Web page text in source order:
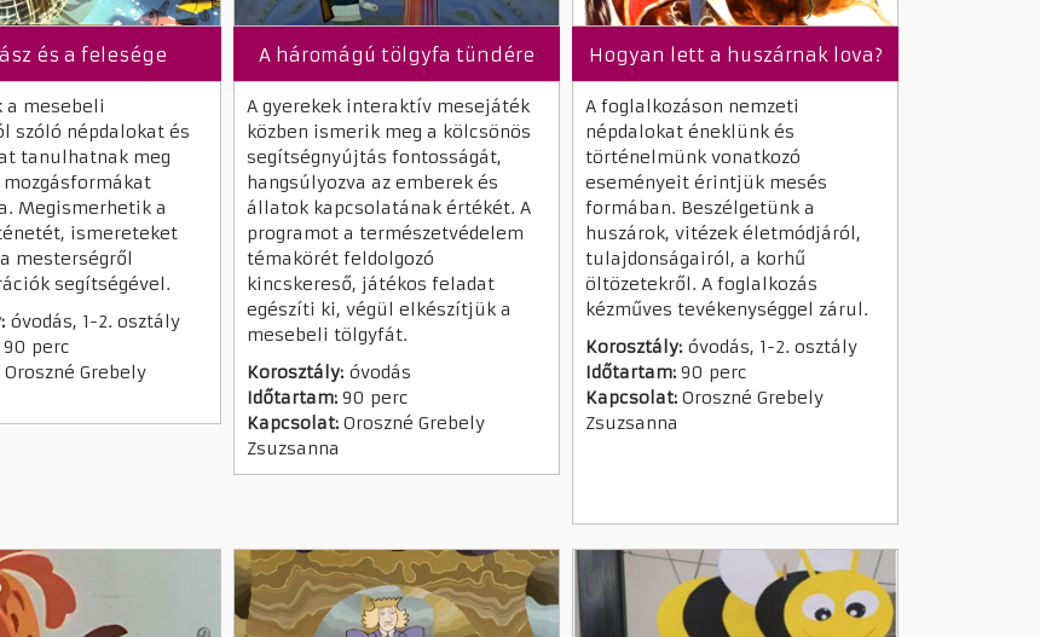
és a felesége
a mesebeli
szóló népdalokat és
tanulhatnak meg
mozgásformákat
Megismerhetik a
ismereteket
mesterségről
segítségével.
óvodás, 1-2. osztály
90 perc
Oroszné Grebely
A háromágú tölgyfa tündére
A gyerekek interaktív mesejáték
közben ismerik meg a kölcsönös
segítségnyújtás fontosságát,
hangsúlyozva az emberek és
állatok kapcsolatának értékét. A
programot a természetvédelem
témakörét feldolgozó
kincskereső, játékos feladat
egészíti ki, végül elkészítjük a
mesebeli tölgyfát.
Korosztály: óvodás
Időtartam: 90 perc
Kapcsolat: Oroszné Grebely
Zsuzsanna
Hogyan lett a huszárnak lova?
A foglalkozáson nemzeti
népdalokat éneklünk és
történelmünk vonatkozó
eseményeit érintjük mesés
formában. Beszélgetünk a
huszárok, vitézek életmódjáról,
tulajdonságairól, a korhű
öltözetekről. A foglalkozás
kézműves tevékenységgel zárul.
Korosztály: óvodás, 1-2. osztály
Időtartam: 90 perc
Kapcsolat: Oroszné Grebely
Zsuzsanna